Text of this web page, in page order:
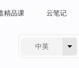
精品课 云笔记
中英